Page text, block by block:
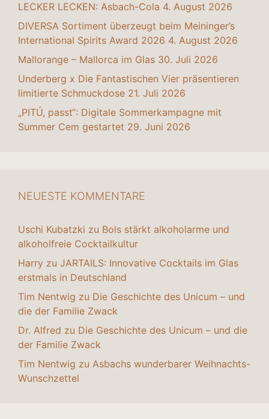
LECKER LECKEN: Asbach-Cola 4. August 2026
DIVERSA Sortiment überzeugt beim Meininger’s
International Spirits Award 2026 4. August 2026
Mallorange – Mallorca im Glas 30. Juli 2026
Underberg x Die Fantastischen Vier präsentieren
limitierte Schmuckdose 21. Juli 2026
„PITÚ, passt“: Digitale Sommerkampagne mit
Summer Cem gestartet 29. Juni 2026
NEUESTE KOMMENTARE
Uschi Kubatzki zu Bols stärkt alkoholarme und
alkoholfreie Cocktailkultur
Harry zu JARTAILS: Innovative Cocktails im Glas
erstmals in Deutschland
Tim Nentwig zu Die Geschichte des Unicum – und
die der Familie Zwack
Dr. Alfred zu Die Geschichte des Unicum – und die
der Familie Zwack
Tim Nentwig zu Asbachs wunderbarer Weihnachts-
Wunschzettel